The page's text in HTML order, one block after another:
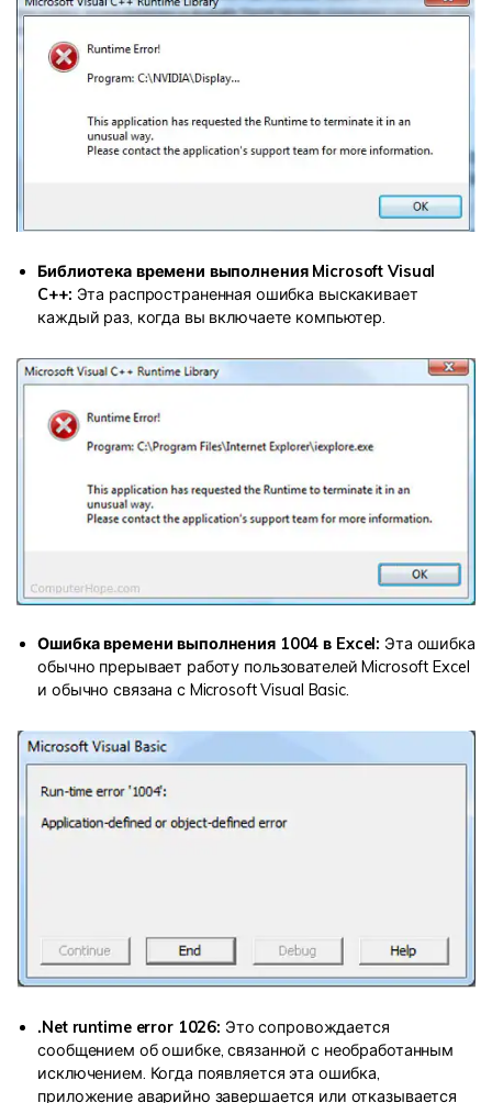
Библиотека времени выполнения Microsoft Visual
C++: Эта распространенная ошибка выскакивает
каждый раз, когда вы включаете компьютер.
Ошибка времени выполнения 1004 в Excel: Эта ошибка
обычно прерывает работу пользователей Microsoft Excel
и обычно связана с Microsoft Visual Basic.
.Net runtime error 1026: Это сопровождается
сообщением об ошибке, связанной с необработанным
исключением. Когда появляется эта ошибка,
приложение аварийно завершается или отказывается